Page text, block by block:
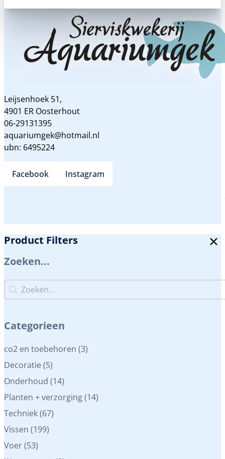
Leijsenhoek 51,
4901 ER Oosterhout
06-29131395
aquariumgek@hotmail.nl
ubn: 6495224
Facebook Instagram
Product Filters
Zoeken...
Zoeken...
Zoeken...
Categorieen
Categorieen
co2 en toebehoren (3)
Decoratie (5)
Onderhoud (14)
Planten + verzorging(14)
Techniek(67)
Vissen (199)
Voer(53)